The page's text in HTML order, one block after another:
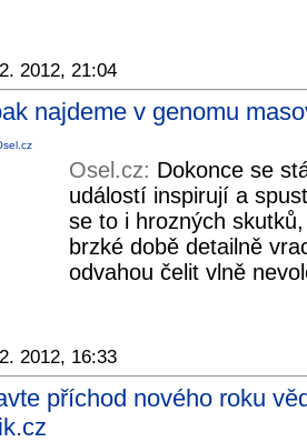
2012, 21:04
najdeme v genomu
Osel.cz: Dokonce se
událostí inspirují a
se to i hrozných
brzké době detailně
odvahou čelit vlně
2012, 16:33
příchod nového roku